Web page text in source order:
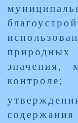
природных
значения,
контроле;